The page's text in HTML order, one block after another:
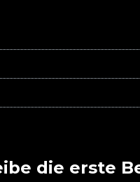
die erste